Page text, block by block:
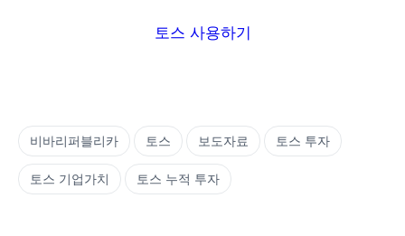
토스 사용하기
비바리퍼블리카 토스 보도자료 토스 투자
토스 기업가치 토스 누적 투자